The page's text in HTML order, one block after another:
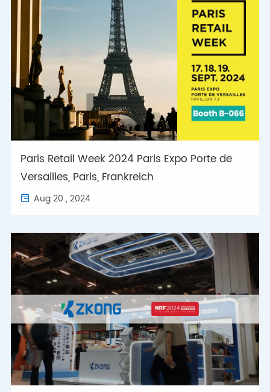
Paris Retail Week 2024 Paris Expo Porte de
Versailles, Paris, Frankreich
 Aug 20 , 2024